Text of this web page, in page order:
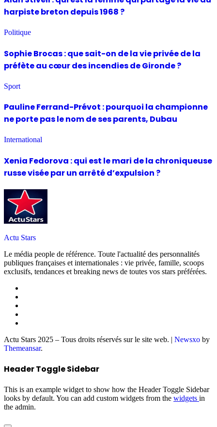
harpiste breton depuis 1968 ?
Politique
Sophie Brocas : que sait-on de la vie privée de la
préfète au cœur des incendies de Gironde ?
Sport
Pauline Ferrand-Prévot : pourquoi la championne
ne porte pas le nom de ses parents, Dubau
International
Xenia Fedorova : qui est le mari de la chroniqueuse
russe visée par un arrêté d’expulsion ?
Actu Stars
Le média people de référence. Toute l'actualité des personnalités
publiques françaises et internationales : vie privée, famille, scoops
exclusifs, tendances et breaking news de toutes vos stars préférées.
Actu Stars 2025 – Tous droits réservés sur le site web. | Newsxo by
Themeansar.
Header Toggle Sidebar
This is an example widget to show how the Header Toggle Sidebar
looks by default. You can add custom widgets from the widgets in
the admin.